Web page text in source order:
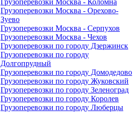
Грузоперевозки Москва - Коломна
Грузоперевозки Москва - Орехово-
Зуево
Грузоперевозки Москва - Серпухов
Грузоперевозки Москва - Чехов
Грузоперевозки по городу Дзержинск
Грузоперевозки по городу
Долгопрудный
Грузоперевозки по городу Домодедово
Грузоперевозки по городу Жуковский
Грузоперевозки по городу Зеленоград
Грузоперевозки по городу Королев
Грузоперевозки по городу Люберцы